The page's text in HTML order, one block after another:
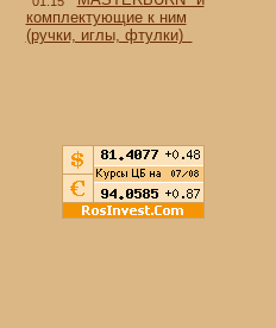
комплектующие к ним
(ручки, иглы, фтулки)